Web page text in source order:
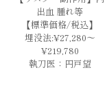
出血 腫れ等
【標準価格/税込】
埋没法:¥27,280～
¥219,780
執刀医：円戸望